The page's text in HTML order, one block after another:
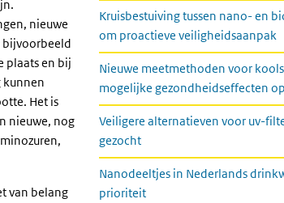
nieuwe
bijvoorbeeld
plaats en bij
kunnen
Het is
nieuwe, nog
van belang
Kruisbestuiving tussen nano- en
om proactieve veiligheidsaanpak
Nieuwe meetmethoden voor
mogelijke gezondheidseffecten
Veiligere alternatieven voor uv-
gezocht
Nanodeeltjes in Nederlands
prioriteit